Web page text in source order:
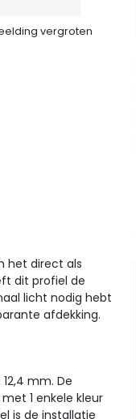
vergroten
het direct als
dit profiel de
licht nodig hebt
afdekking.
mm. De
1 enkele kleur
is de installatie